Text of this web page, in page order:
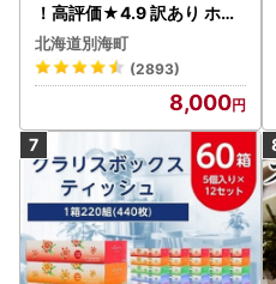
！高評価★4.9 訳あり ホタ
テ 400g（ほたて 帆立 貝柱
冷凍 ）
北海道別海町
(2893)
8,000